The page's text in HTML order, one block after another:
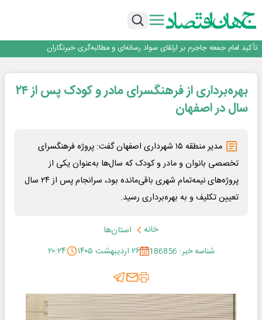
طلبکاران ارزی دولت در انتظار نخستین پالس حیاتی از سازمان برنامه و بودجه
شرکت را در صدر قرار داده است
تأکید امام جمعه جاجرم بر ارتقای سواد رسانه‌ای و مطالبه‌گری خبرنگاران
قیمت‌گذاری دستوری از خودرو تا حوزه فولاد، یک تجربه شکست خورده!
طلبکاران ارزی دولت در انتظار نخستین پالس حیاتی از سازمان برنامه و بودجه
خدمت رسانی بیمه دی با تکیه بر تحول دیجیتال همراه با افزایش کیفیت ، این
شرکت را در صدر قرار داده است
بهره‌برداری از فرهنگسرای مادر و کودک پس از ۲۴
سال در اصفهان
مدیر منطقه ۱۵ شهرداری اصفهان گفت: پروژه فرهنگسرای
تخصصی بانوان و مادر و کودک که سال‌ها به‌عنوان یکی از
پروژه‌های نیمه‌تمام شهری باقی‌مانده بود، سرانجام پس از ۲۴ سال
تعیین تکلیف و به بهره‌برداری رسید.
خانه
استان‌ها
شناسه خبر: 186856
۲۶ اردیبهشت ۱۴۰۵ ۲۰:۲۴